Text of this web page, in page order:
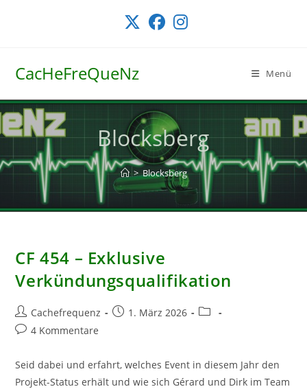
CacHeFreQueNz Menü
Blocksberg
> Blocksberg
CF 454 – Exklusive
Verkündungsqualifikation
Beitrags-
Autor:
Cachefrequenz
Beitrag1. März 2026
Beitrags-
Beitrags-
4 Kommentare
Seid dabei und erfahrt, welches Event in diesem Jahr den
Projekt-Status erhält und wie sich Gérard und Dirk im Team